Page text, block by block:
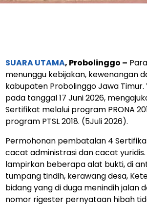
SUARA UTAMA, Probolinggo –
menunggu kebijakan, kewenangan
kabupaten Probolinggo Jawa
pada tanggal 17 Juni 2026,
Sertifikat melalui program PRONA
program PTSL 2018. (5Juli 2026).
Permohonan pembatalan 4
cacat administrasi dan cacat
lampirkan beberapa alat bukti, di
tumpang tindih, kerawang desa,
bidang yang di duga menindih jalan
nomor rigester pernyataan hibah